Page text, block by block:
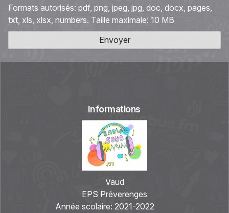
Formats autorisés: pdf, png, jpeg, jpg, doc, docx, pages,
txt, xls, xlsx, numbers. Taille maximale: 10 MB
Envoyer
Informations
Vaud
EPS Préverenges
Année scolaire: 2021-2022